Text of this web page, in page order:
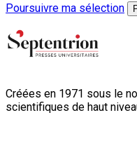
Poursuivre ma sélection
Créées en 1971 sous le
scientifiques de haut